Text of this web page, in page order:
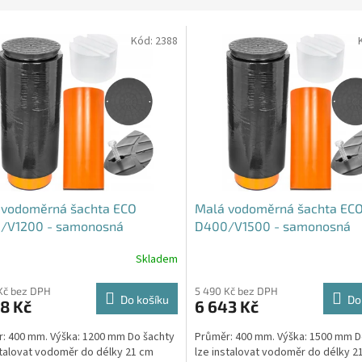
šachta ECO
V1200 - samonosná
Skladem
bez DPH
Kč Do košíku
400 mm. Výška: 1200 mm Do šachty
vodoměr do délky 21 cm
Kód: 2388
Malá vodoměrná šachta
D400/V1500 - samonosná
produktu
je
z
5
5 490 Kč bez DPH
6 643 Kč
Průměr: 400 mm. Výška: 1500 mm
lze instalovat vodoměr do délky